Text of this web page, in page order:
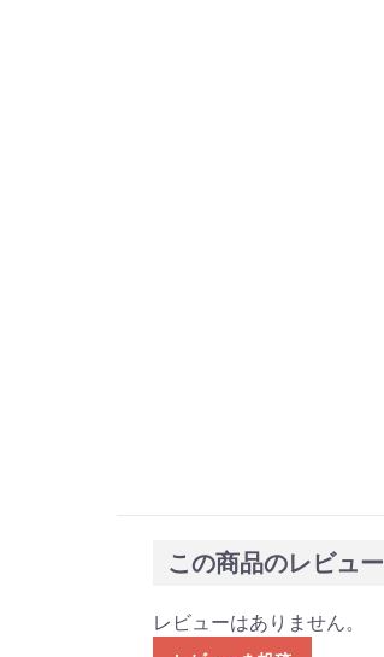
この商品のレビュー
レビューはありません。